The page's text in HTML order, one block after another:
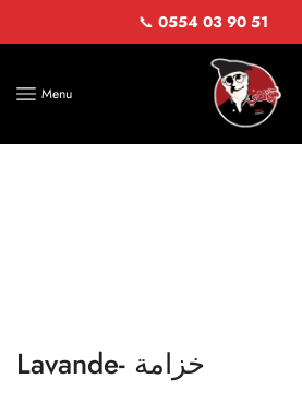
📞 0554 03 90 51
Menu
Lavande- خزامة